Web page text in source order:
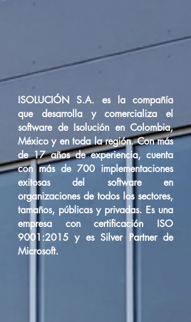
ISOLUCIÓN S.A. es la compañía
que desarrolla y comercializa el
software de Isolución en Colombia,
México y en toda la región. Con más
de 17 años de experiencia, cuenta
con más de 700 implementaciones
exitosas del software en
organizaciones de todos los sectores,
tamaños, públicas y privadas. Es una
empresa con certificación ISO
9001:2015 y es Silver Partner de
Microsoft.